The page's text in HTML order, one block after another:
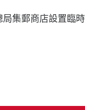
集郵商店設置臨